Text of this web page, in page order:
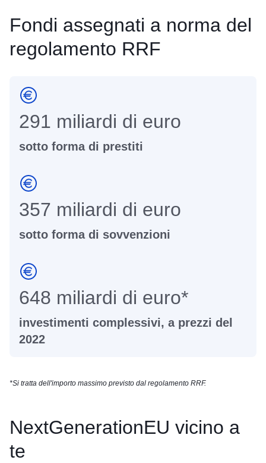
Fondi assegnati a norma del
regolamento RRF
291 miliardi di euro
sotto forma di prestiti
357 miliardi di euro
sotto forma di sovvenzioni
648 miliardi di euro*
investimenti complessivi, a prezzi del
2022
*Si tratta dell'importo massimo previsto dal regolamento RRF.
NextGenerationEU vicino a
te